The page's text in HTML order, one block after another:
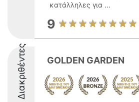
κατάλληλες για ...
9
Διακριθέντες GOLDEN GARDEN